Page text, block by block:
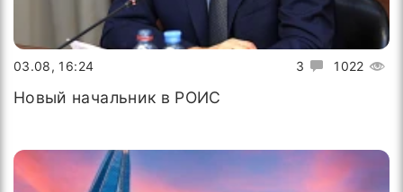
3 1022
03.08, 16:24
Новый начальник в РОИС